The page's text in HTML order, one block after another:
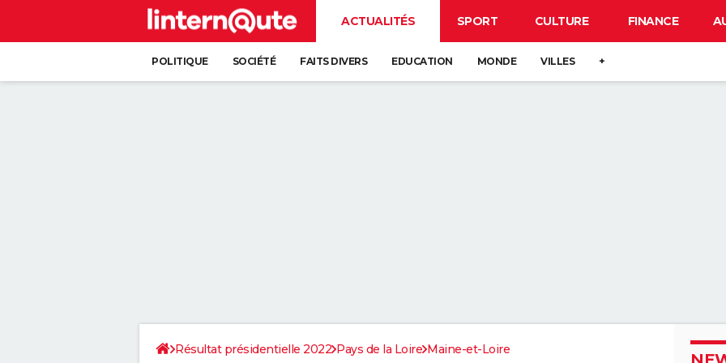
ACTUALITÉS SPORT CULTURE FINANCE
POLITIQUE SOCIÉTÉ FAITS DIVERS EDUCATION MONDE VILLES +
Résultat présidentielle 2022 Pays de la Loire Maine-et-Loire